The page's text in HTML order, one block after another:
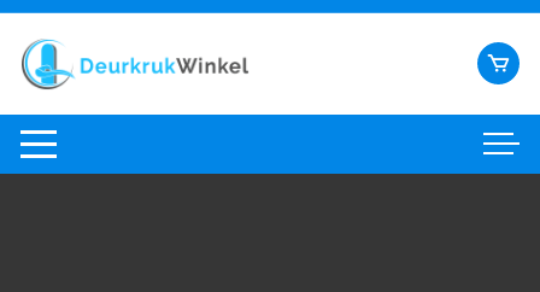
Ga
naar
inhoud